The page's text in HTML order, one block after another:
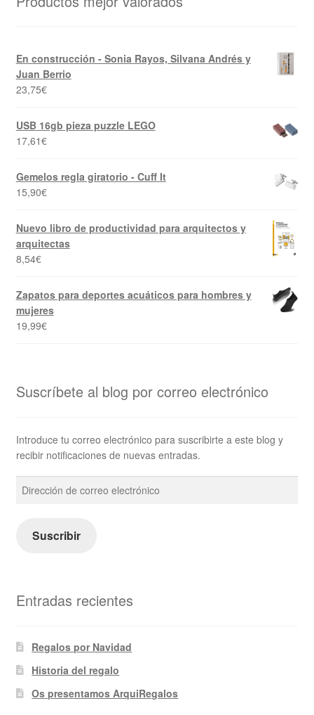
En construcción - Sonia Rayos, Silvana Andrés y
Juan Berrio
23,75€
USB 16gb pieza puzzle LEGO
17,61€
Gemelos regla giratorio - Cuff It
15,90€
Nuevo libro de productividad para arquitectos y
arquitectas
8,54€
Zapatos para deportes acuáticos para hombres y
mujeres
19,99€
Suscríbete al blog por correo electrónico
Introduce tu correo electrónico para suscribirte a este blog y
recibir notificaciones de nuevas entradas.
Dirección
de
electrónico
Suscribir
Entradas recientes
Regalos por Navidad
Historia del regalo
Os presentamos ArquiRegalos